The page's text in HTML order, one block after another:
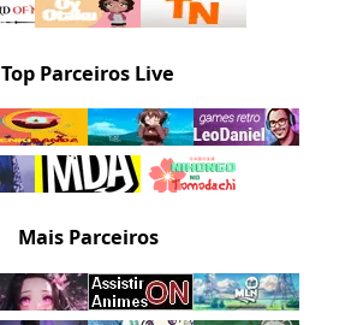
Top Parceiros Live
Mais Parceiros